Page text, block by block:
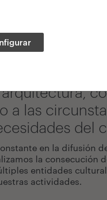
crea su
de
a las
del
en la difusión
la consecución
entidades
actividades.